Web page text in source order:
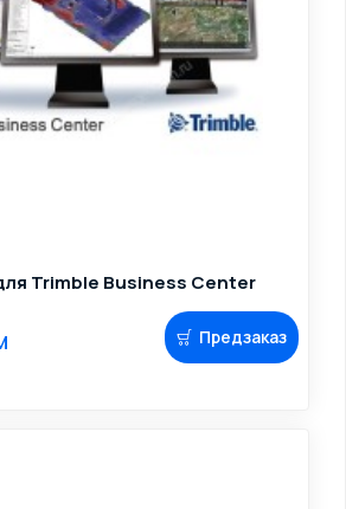
Trimble Business Center
Предзаказ